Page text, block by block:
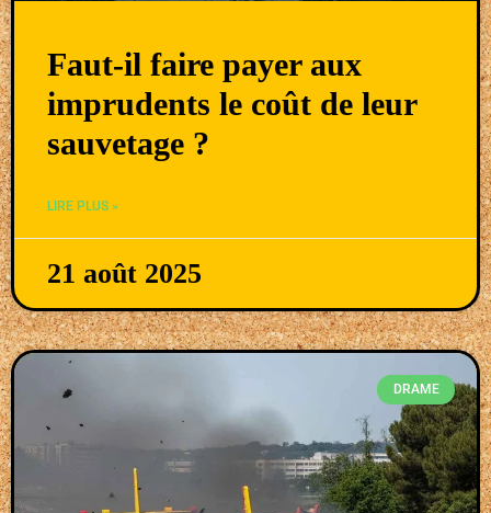
Faut-il faire payer aux
imprudents le coût de leur
sauvetage ?
LIRE PLUS »
21 août 2025
DRAME